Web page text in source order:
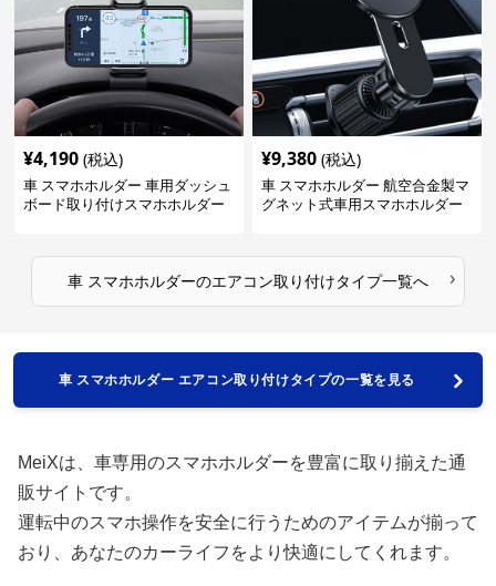
¥4,190 (税込)
車 スマホホルダー 車用ダッシュ
ボード取り付けスマホホルダー
¥9,380 (税込)
車 スマホホルダー 航空合金製マ
グネット式車用スマホホルダー
車 スマホホルダーのエアコン取り付けタイプ一覧へ ›
車 スマホホルダー エアコン取り付けタイプの一覧を見る
MeiXは、車専用のスマホホルダーを豊富に取り揃えた通
販サイトです。
運転中のスマホ操作を安全に行うためのアイテムが揃って
おり、あなたのカーライフをより快適にしてくれます。